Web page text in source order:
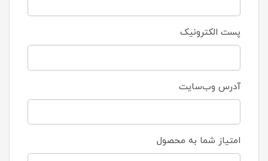
پست الکترونیک
آدرس وب‌سایت
امتیاز شما به محصول